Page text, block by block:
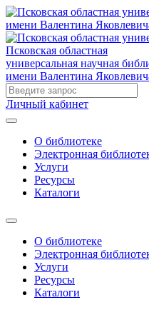
Псковская областная
универсальная научная
имени Валентина
Личный кабинет
О библиотеке
Электронная
Услуги
Ресурсы
Каталоги
О библиотеке
Электронная
Услуги
Ресурсы
Каталоги